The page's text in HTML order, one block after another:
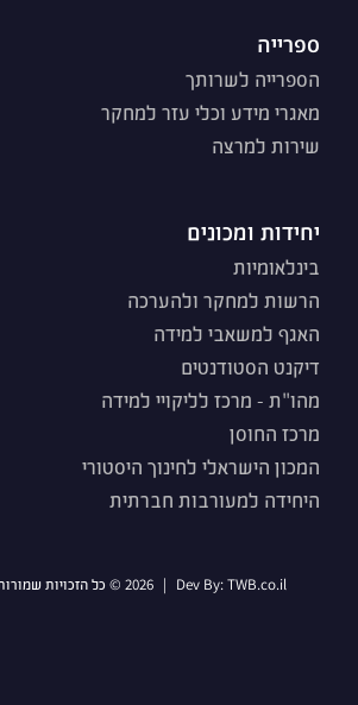
ספרייה
הספרייה לשרותך
מאגרי מידע וכלי עזר למחקר
שירות למרצה
יחידות ומכונים
בינלאומיות
הרשות למחקר ולהערכה
האגף למשאבי למידה
דיקנט הסטודנטים
מהו"ת - מרכז לליקויי למידה
מרכז החוסן
המכון הישראלי לחינוך היסטורי
היחידה למעורבות חברתית
Dev By:TWB.co.il
| 2026 © כל הזכויות שמורות לסמינר הקיבוצים